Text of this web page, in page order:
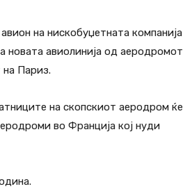
на нискобуџетната компанија
новата авиолинија од аеродромот
на Париз.
на скопскиот аеродром ќе
во Франција кој нуди